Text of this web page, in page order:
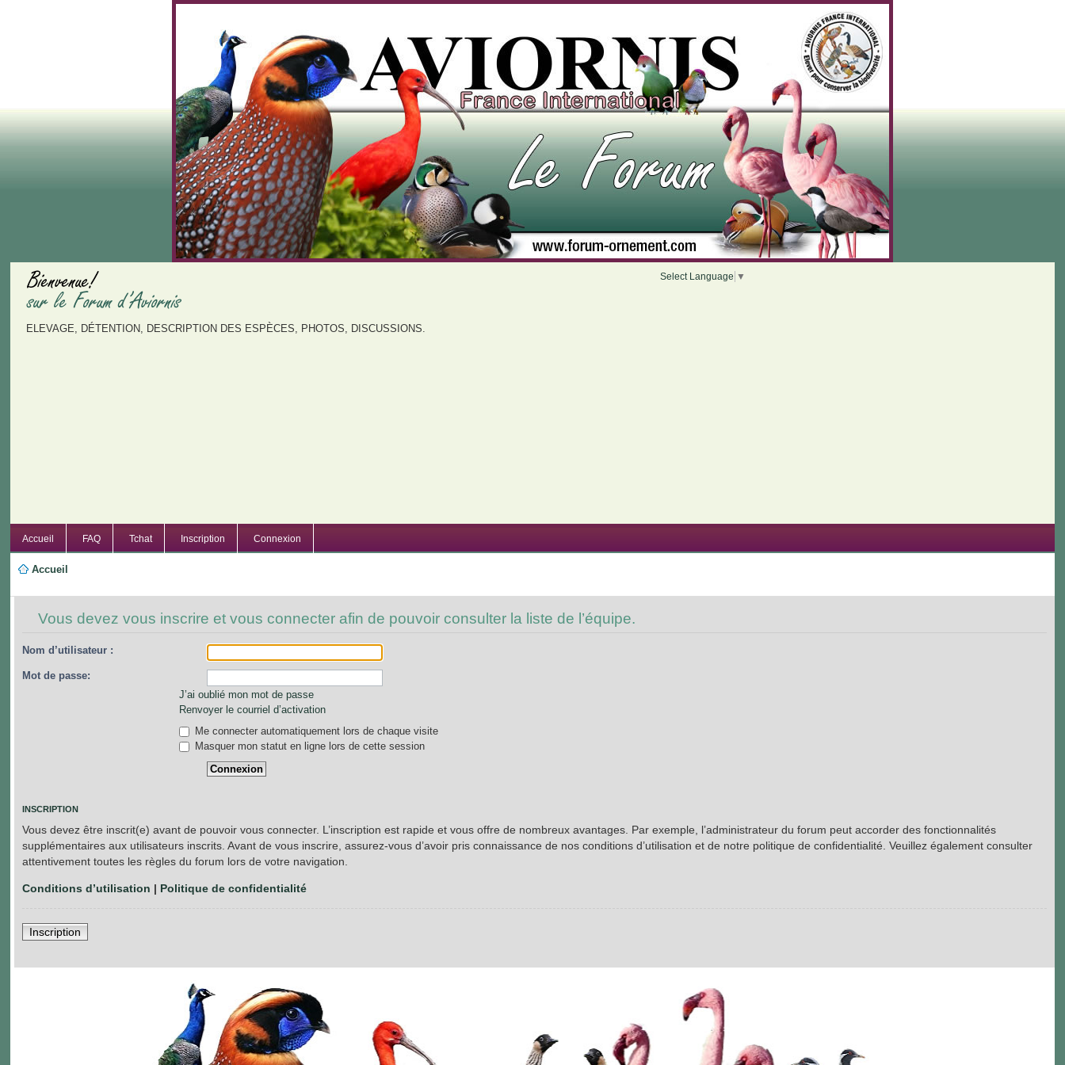
Select Language ▼
ELEVAGE, DÉTENTION, DESCRIPTION DES ESPÈCES, PHOTOS, DISCUSSIONS.
Accueil FAQ Tchat Inscription Connexion
Accueil
Vous devez vous inscrire et vous connecter afin de pouvoir consulter la liste de l’équipe.
Nom d’utilisateur :
Mot de passe:
J’ai oublié mon mot de passe
Renvoyer le courriel d’activation
Me connecter automatiquement lors de chaque visite
Masquer mon statut en ligne lors de cette session
INSCRIPTION
Vous devez être inscrit(e) avant de pouvoir vous connecter. L’inscription est rapide et vous offre de nombreux avantages. Par exemple, l’administrateur du forum peut accorder des fonctionnalités
supplémentaires aux utilisateurs inscrits. Avant de vous inscrire, assurez-vous d’avoir pris connaissance de nos conditions d’utilisation et de notre politique de confidentialité. Veuillez également consulter
attentivement toutes les règles du forum lors de votre navigation.
Conditions d’utilisation | Politique de confidentialité
Inscription